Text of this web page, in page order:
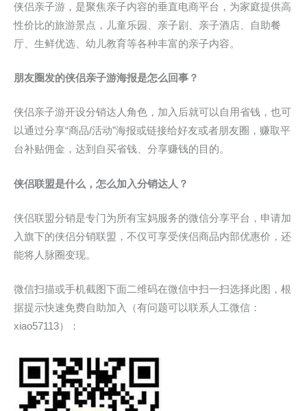
侠侣亲子游，是聚焦亲子内容的垂直电商平台，为家庭提供高
性价比的旅游景点，儿童乐园、亲子剧、亲子酒店、自助餐
厅、生鲜优选、幼儿教育等各种丰富的亲子内容。
朋友圈发的侠侣亲子游海报是怎么回事？
侠侣亲子游开设分销达人角色，加入后就可以自用省钱，也可
以通过分享“商品/活动”海报或链接给好友或者朋友圈，赚取平
台补贴佣金，达到自买省钱、分享赚钱的目的。
侠侣联盟是什么，怎么加入分销达人？
侠侣联盟分销是专门为所有宝妈服务的微信分享平台，申请加
入旗下的侠侣分销联盟，不仅可享受侠侣商品内部优惠价，还
能将人脉圈变现。
微信扫描或手机截图下面二维码在微信中扫一扫选择此图，根
据提示快速免费自助加入（有问题可以联系人工微信：
xiao57113）：